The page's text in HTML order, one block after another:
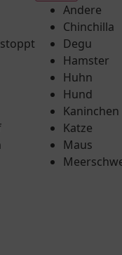
Andere
Chinchilla
Degu
Hamster
Huhn
Hund
Kaninchen
Katze
Maus